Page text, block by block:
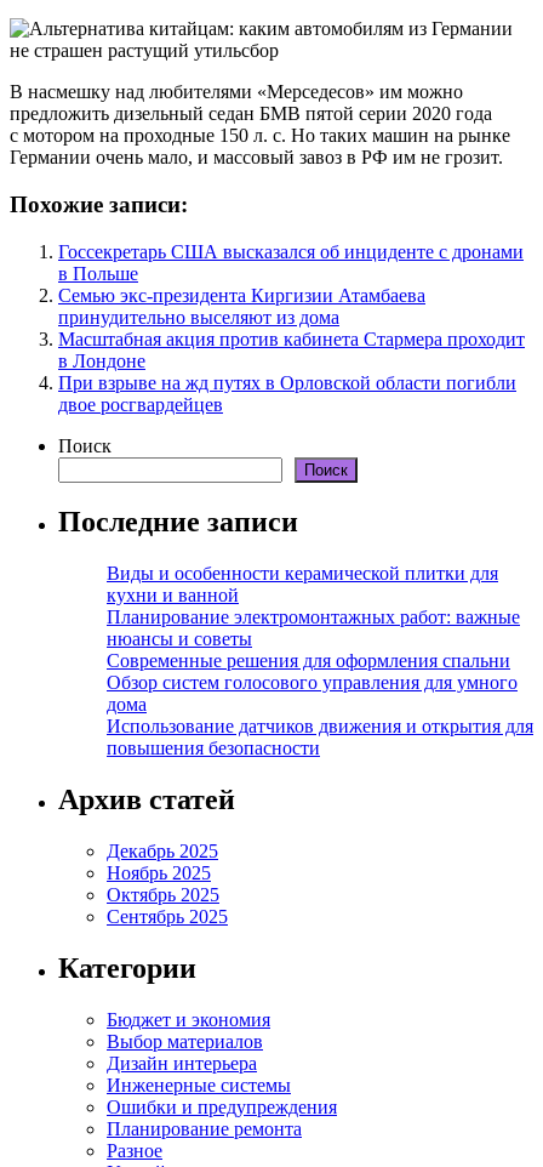
В насмешку над любителями «Мерседесов» им можно
предложить дизельный седан БМВ пятой серии 2020 года
с мотором на проходные 150 л. с. Но таких машин на рынке
Германии очень мало, и массовый завоз в РФ им не грозит.
Похожие записи:
Госсекретарь США высказался об инциденте с дронами
в Польше
Семью экс-президента Киргизии Атамбаева
принудительно выселяют из дома
Масштабная акция против кабинета Стармера проходит
в Лондоне
При взрыве на жд путях в Орловской области погибли
двое росгвардейцев
Поиск
Поиск
Последние записи
Виды и особенности керамической плитки для
кухни и ванной
Планирование электромонтажных работ: важные
нюансы и советы
Современные решения для оформления спальни
Обзор систем голосового управления для умного
дома
Использование датчиков движения и открытия для
повышения безопасности
Архив статей
Декабрь 2025
Ноябрь 2025
Октябрь 2025
Сентябрь 2025
Категории
Бюджет и экономия
Выбор материалов
Дизайн интерьера
Инженерные системы
Ошибки и предупреждения
Планирование ремонта
Разное